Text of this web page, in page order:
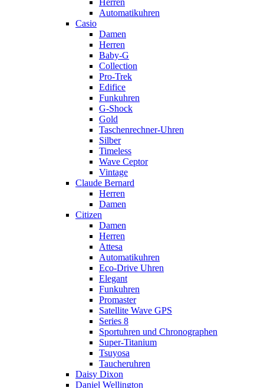
Herren
Automatikuhren
Casio
Damen
Herren
Baby-G
Collection
Pro-Trek
Edifice
Funkuhren
G-Shock
Gold
Taschenrechner-Uhren
Silber
Timeless
Wave Ceptor
Vintage
Claude Bernard
Herren
Damen
Citizen
Damen
Herren
Attesa
Automatikuhren
Eco-Drive Uhren
Elegant
Funkuhren
Promaster
Satellite Wave GPS
Series 8
Sportuhren und Chronographen
Super-Titanium
Tsuyosa
Taucheruhren
Daisy Dixon
Daniel Wellington